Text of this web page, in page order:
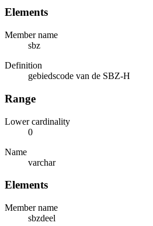
Elements
Member name
sbz
Definition
gebiedscode van de SBZ-H
Range
Lower cardinality
0
Name
varchar
Elements
Member name
sbzdeel